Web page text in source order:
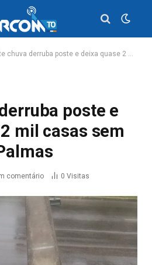
derruba poste e deixa quase 2 mil casas sem energia em Palmas
poste e
mil casas sem
comentário 0 Visitas